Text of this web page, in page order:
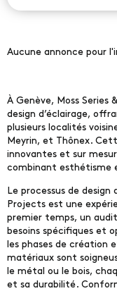
Aucune annonce pour
À Genève, Moss Series
design d’éclairage,
plusieurs localités
Meyrin, et Thônex.
innovantes et sur
combinant esthétisme
Le processus de design
Projects est une
premier temps, un
besoins spécifiques et
les phases de création
matériaux sont
le métal ou le bois,
et sa durabilité.